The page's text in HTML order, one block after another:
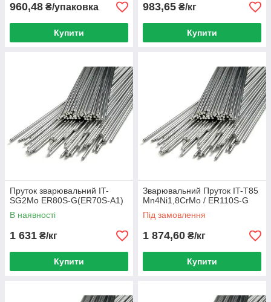
960,48 ₴/упаковка
Купити
983,65 ₴/кг
Купити
Пруток зварювальний IT-
SG2Mo ER80S-G(ER70S-A1)
В наявності
1 631 ₴/кг
Купити
Зварювальний Пруток IT-T85
Mn4Ni1,8CrMo / ER110S-G
Під замовлення
1 874,60 ₴/кг
Купити